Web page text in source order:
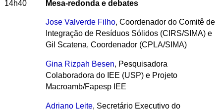
14h40 Mesa-redonda e debates
Jose Valverde Filho, Coordenador do Comitê de
Integração de Resíduos Sólidos (CIRS/SIMA) e
Gil Scatena, Coordenador (CPLA/SIMA)
Gina Rizpah Besen, Pesquisadora
Colaboradora do IEE (USP) e Projeto
Macroamb/Fapesp IEE
Adriano Leite, Secretário Executivo do